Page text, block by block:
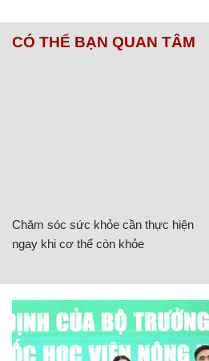
CÓ THỂ BẠN QUAN TÂM
Chăm sóc sức khỏe cần thực hiện
ngay khi cơ thể còn khỏe